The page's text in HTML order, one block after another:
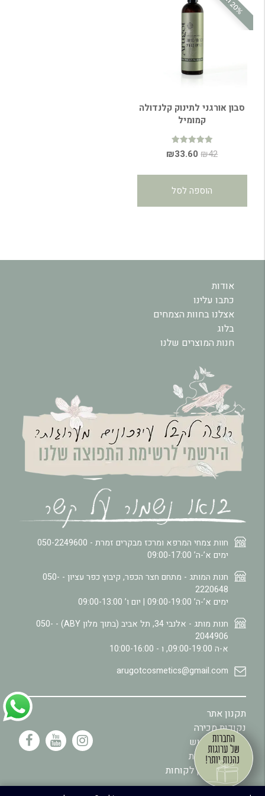
2
ה
סבון אורגני לתינוק קלנדולה
קמומיל
דורג
4.99 ₪42
המחיר
₪42.
₪33.60
המחיר
הוספה לסל
חוות צמחי המרפא ומרכז מבקרים זמרת - 050-2249600
ימים א’-ה’ 09:00-17:00
חנות המותג - מתחם חצר הכפר, קיבוץ כפר עציון - 050-
2220648
ימים א’-ה’ 09:00-19:00 | יום ו’ 09:00-13:00
חנות מותג - אלנבי 34, תל אביב (בתוך מלון ABY) -
050-
2044906
א-ה 09:00-19:00, ו - 10:00-16:00
arugotcosmetics@gmail.com
תקנון אתר
נקודות מכירה
מדיניות שימוש
מדיניות פרטיות
תקנון מועדון לקוחות
אודות
כתבו עלינו
אצלנו בחוות הצמחים
בלוג
חנות המוצרים שלנו